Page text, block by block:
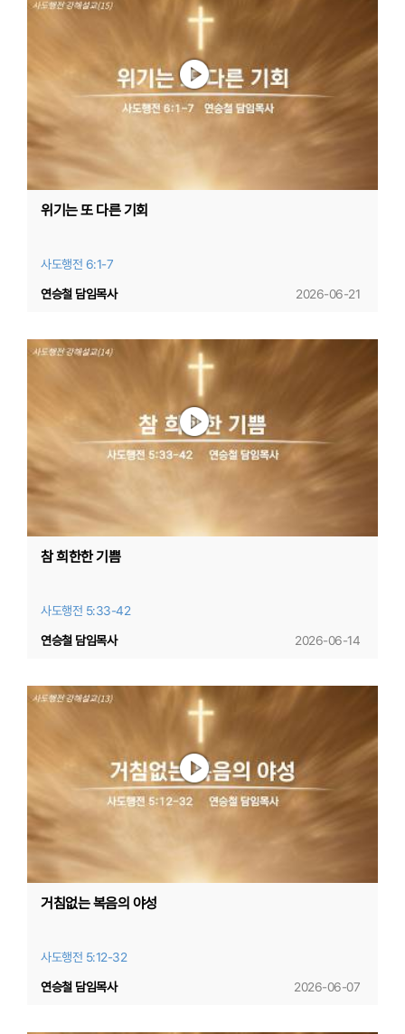
위기는 또 다른 기회
사도행전 6:1-7
2026-06-21
연승철 담임목사
참 희한한 기쁨
사도행전 5:33-42
2026-06-14
연승철 담임목사
거침없는 복음의 야성
사도행전 5:12-32
2026-06-07
연승철 담임목사